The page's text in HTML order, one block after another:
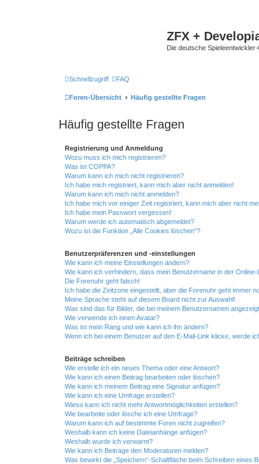
ZFX +
Die deutsche
Schnellzugriff FAQ
Foren-Übersicht Häufig gestellte Fragen
Häufig gestellte Fragen
Registrierung und Anmeldung
Wozu muss ich mich registrieren?
Was ist COPPA?
Warum kann ich mich nicht registrieren?
Ich habe mich registriert, kann mich aber nicht anmelden!
Warum kann ich mich nicht anmelden?
Ich habe mich vor einiger Zeit registriert, kann mich aber nicht
Ich habe mein Passwort vergessen!
Warum werde ich automatisch abgemeldet?
Wozu ist die Funktion „Alle Cookies löschen“?
Benutzerpräferenzen und -einstellungen
Wie kann ich meine Einstellungen ändern?
Wie kann ich verhindern, dass mein Benutzername in der
Die Forenuhr geht falsch!
Ich habe die Zeitzone eingestellt, aber die Forenuhr geht immer
Meine Sprache steht auf diesem Board nicht zur Auswahl!
Was sind das für Bilder, die bei meinem Benutzernamen
Wie verwende ich einen Avatar?
Was ist mein Rang und wie kann ich ihn ändern?
Wenn ich bei einem Benutzer auf den E-Mail-Link klicke, werde
Beiträge schreiben
Wie erstelle ich ein neues Thema oder eine Antwort?
Wie kann ich einen Beitrag bearbeiten oder löschen?
Wie kann ich meinem Beitrag eine Signatur anfügen?
Wie kann ich eine Umfrage erstellen?
Wieso kann ich nicht mehr Antwortmöglichkeiten erstellen?
Wie bearbeite oder lösche ich eine Umfrage?
Warum kann ich auf bestimmte Foren nicht zugreifen?
Weshalb kann ich keine Dateianhänge anfügen?
Weshalb wurde ich verwarnt?
Wie kann ich Beiträge den Moderatoren melden?
Was bewirkt die „Speichern“-Schaltfläche beim Schreiben eines